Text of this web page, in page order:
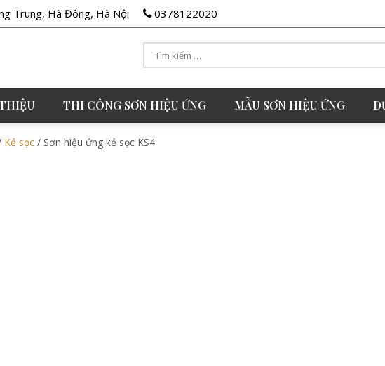
Trung, Hà Đông, Hà Nội 0378122020
THI CÔNG SƠN HIỆU ỨNG MẪU SƠN HIỆU ỨNG
Kẻ sọc / Sơn hiệu ứng kẻ sọc KS4